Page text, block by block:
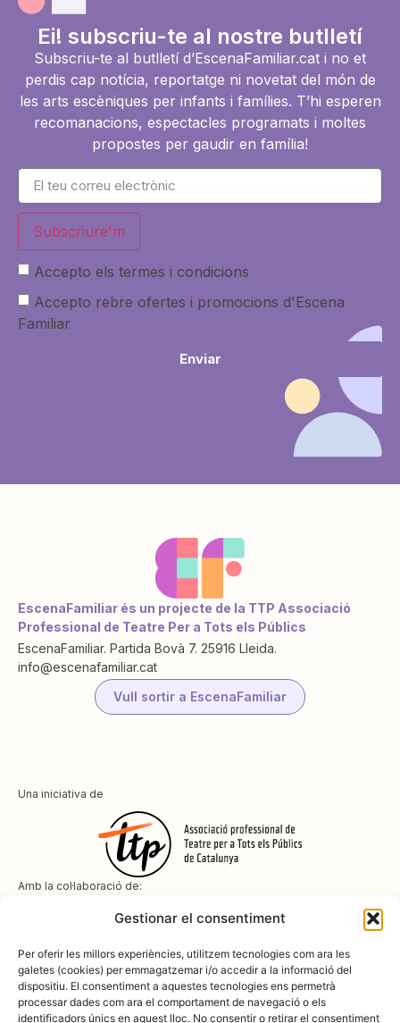
Gestionar el consentiment
Per oferir les millors experiències, utilitzem tecnologies com ara les
galetes (cookies) per emmagatzemar i/o accedir a la informació del
dispositiu. El consentiment a aquestes tecnologies ens permetrà
processar dades com ara el comportament de navegació o els
identificadors únics en aquest lloc. No consentir o retirar el consentiment
Ei! subscriu-te al nostre butlletí
Subscriu-te al butlletí d’EscenaFamiliar.cat i no et
perdis cap notícia, reportatge ni novetat del món de
les arts escèniques per infants i famílies. T’hi esperen
recomanacions, espectacles programats i moltes
propostes per gaudir en família!
Subscriure'm
Accepto els termes i condicions
Accepto rebre ofertes i promocions d'Escena
Familiar
Enviar
EscenaFamiliar és un projecte de la TTP Associació
Professional de Teatre Per a Tots els Públics
EscenaFamiliar. Partida Bovà 7. 25916 Lleida.
info@escenafamiliar.cat
Vull sortir a EscenaFamiliar
Una iniciativa de
Amb la col·laboració de:
Amb el suport de